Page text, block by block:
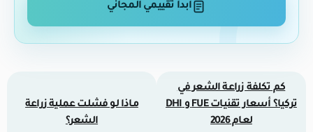
ابدأ تقييمي المجاني
كم تكلفة زراعة الشعر في
تركيا؟ أسعار تقنيات FUE و DHI
لعام 2026
ماذا لو فشلت عملية زراعة
الشعر؟